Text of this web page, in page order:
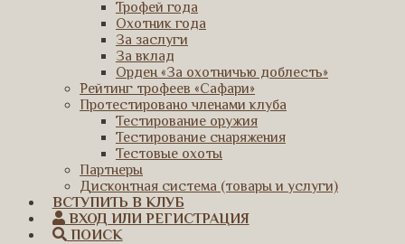
Трофей года
Охотник года
За заслуги
За вклад
Орден «За охотничью доблесть»
Рейтинг трофеев «Сафари»
Протестировано членами клуба
Тестирование оружия
Тестирование снаряжения
Тестовые охоты
Партнеры
Дисконтная система (товары и услуги)
ВСТУПИТЬ В КЛУБ
ВХОД ИЛИ РЕГИСТРАЦИЯ
ПОИСК